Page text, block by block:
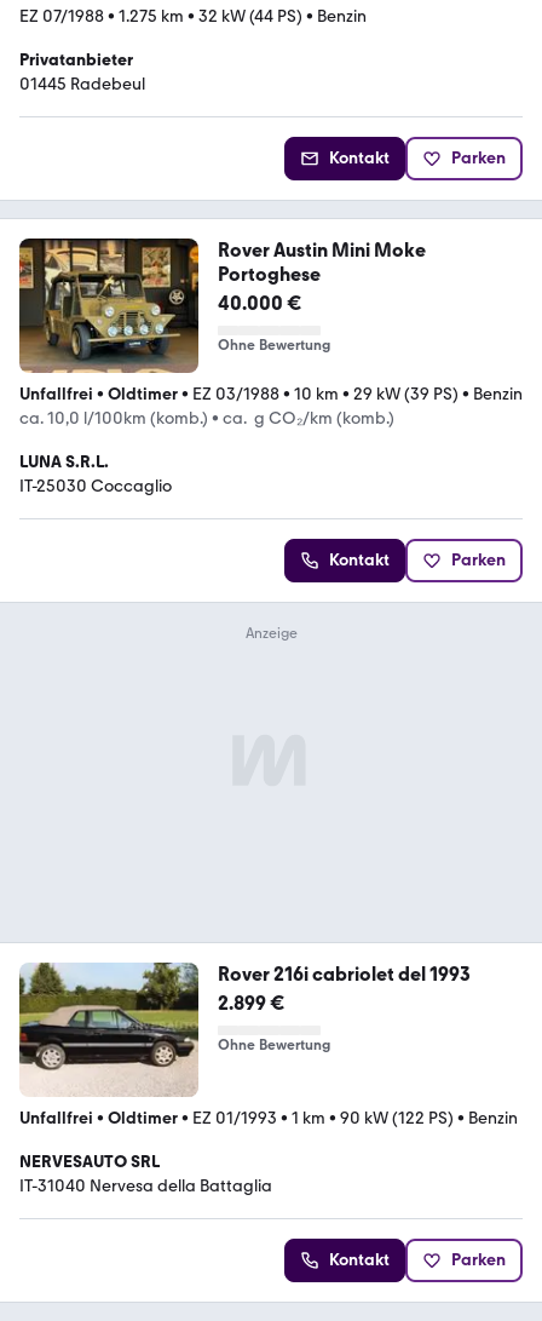
EZ 07/1988• 1.275 km • 32 kW (44 PS) • Benzin
Privatanbieter
01445 Radebeul
Kontakt Parken
Rover Austin Mini Moke
Portoghese
40.000 €
Ohne Bewertung
Unfallfrei • Oldtimer• EZ 03/1988• 10 km • 29 kW (39 PS) • Benzin
ca. 10,0 l/100km (komb.) • ca. g CO₂/km (komb.)
LUNA S.R.L.
IT-25030 Coccaglio
Kontakt Parken
Rover 216i cabriolet del 1993
2.899 €
Ohne Bewertung
Unfallfrei • Oldtimer• EZ 01/1993 • 1 km • 90 kW (122 PS) • Benzin
NERVESAUTO SRL
IT-31040 Nervesa della Battaglia
Kontakt Parken